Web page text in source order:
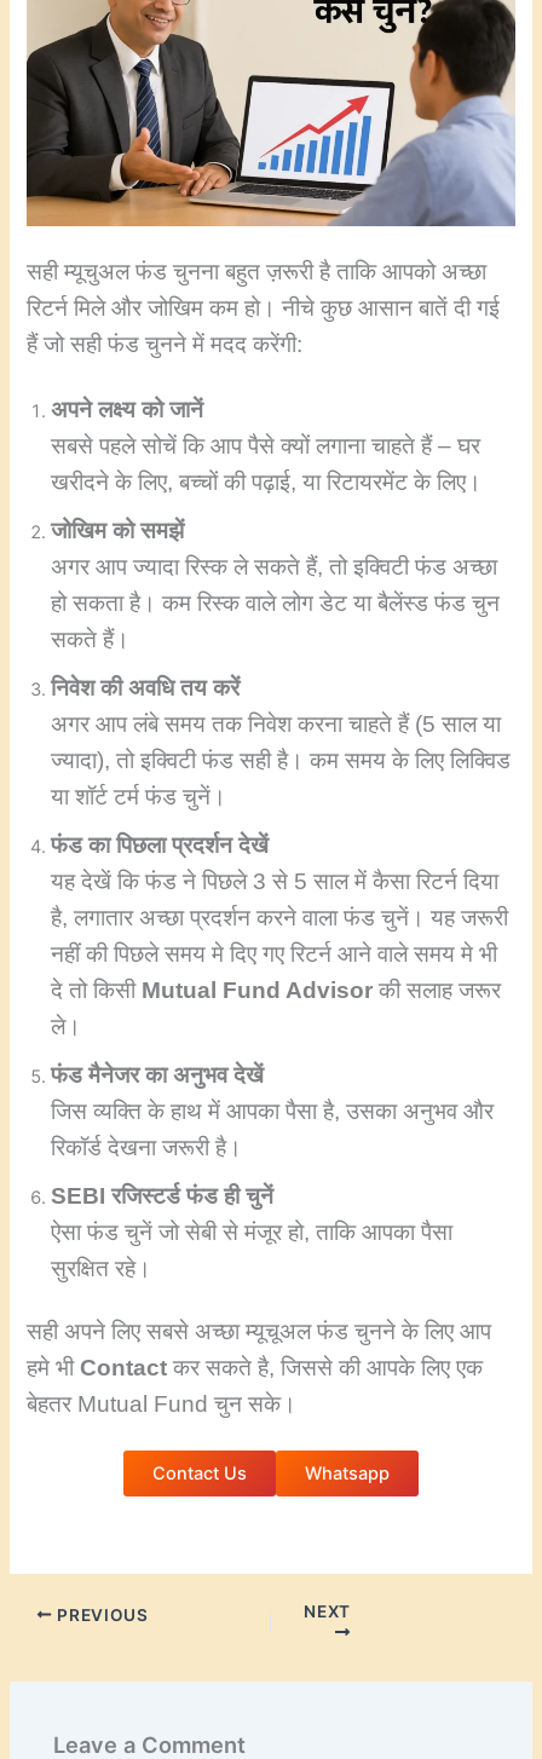
सही म्यूचुअल फंड चुनना बहुत ज़रूरी है ताकि आपको अच्छा
रिटर्न मिले और जोखिम कम हो। नीचे कुछ आसान बातें दी गई
हैं जो सही फंड चुनने में मदद करेंगी:
अपने लक्ष्य को जानें
सबसे पहले सोचें कि आप पैसे क्यों लगाना चाहते हैं – घर
खरीदने के लिए, बच्चों की पढ़ाई, या रिटायरमेंट के लिए।
जोखिम को समझें
अगर आप ज्यादा रिस्क ले सकते हैं, तो इक्विटी फंड अच्छा
हो सकता है। कम रिस्क वाले लोग डेट या बैलेंस्ड फंड चुन
सकते हैं।
निवेश की अवधि तय करें
अगर आप लंबे समय तक निवेश करना चाहते हैं (5 साल या
ज्यादा), तो इक्विटी फंड सही है। कम समय के लिए लिक्विड
या शॉर्ट टर्म फंड चुनें।
फंड का पिछला प्रदर्शन देखें
यह देखें कि फंड ने पिछले 3 से 5 साल में कैसा रिटर्न दिया
है, लगातार अच्छा प्रदर्शन करने वाला फंड चुनें। यह जरूरी
नहीं की पिछले समय मे दिए गए रिटर्न आने वाले समय मे भी
दे तो किसी Mutual Fund Advisor की सलाह जरूर
ले।
फंड मैनेजर का अनुभव देखें
जिस व्यक्ति के हाथ में आपका पैसा है, उसका अनुभव और
रिकॉर्ड देखना जरूरी है।
SEBI रजिस्टर्ड फंड ही चुनें
ऐसा फंड चुनें जो सेबी से मंजूर हो, ताकि आपका पैसा
सुरक्षित रहे।
सही अपने लिए सबसे अच्छा म्यूचूअल फंड चुनने के लिए आप
हमे भीContact कर सकते है, जिससे की आपके लिए एक
बेहतर Mutual Fund चुन सके।
Contact Us Whatsapp
PREVIOUS NEXT
Leave a Comment